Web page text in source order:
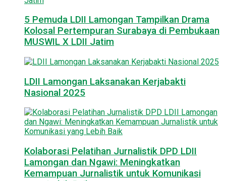
5 Pemuda LDII Lamongan Tampilkan Drama
Kolosal Pertempuran Surabaya di Pembukaan
MUSWIL X LDII Jatim
LDII Lamongan Laksanakan Kerjabakti
Nasional 2025
Kolaborasi Pelatihan Jurnalistik DPD LDII
Lamongan dan Ngawi: Meningkatkan
Kemampuan Jurnalistik untuk Komunikasi